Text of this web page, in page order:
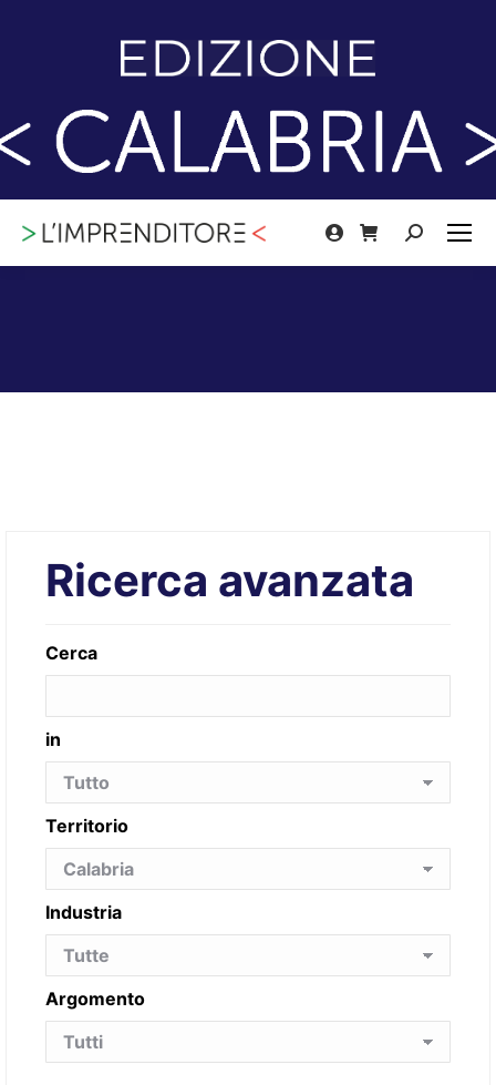
Cerca:
Ricerca avanzata
Cerca
in
Territorio
Industria
Argomento